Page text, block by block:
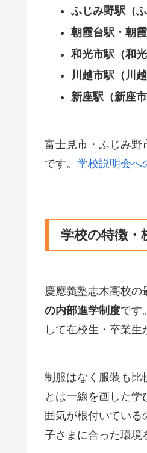
ふじみ野駅（ふ
朝霞台駅・朝霞
和光市駅（和光
川越市駅（川越
新座駅（新座市
富士見市・ふじみ野
です。 学校説明会へ
学校の特徴・
慶應義塾志木高校
の内部進学制度です
して在校生・卒業生
制服はなく服装も比
とは一線を画した
囲気が根付いている
子さまに合った環境